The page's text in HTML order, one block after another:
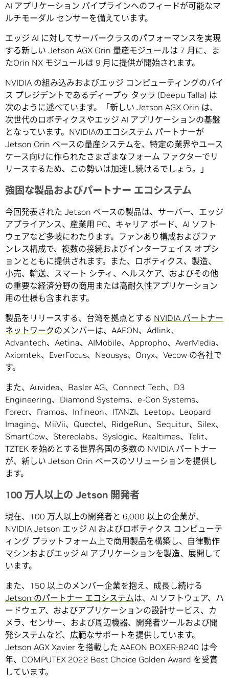
AI アプリケーション パイプラインへのフィードが可能なマ
ルチモーダル センサーを備えています。
エッジ AI に対してサーバークラスのパフォーマンスを実現
する新しい Jetson AGX Orin 量産モジュールは 7 月に、ま
たOrin NX モジュールは 9 月に提供が開始されます。
NVIDIA の組み込みおよびエッジ コンピューティングのバイ
ス プレジデントであるディープゥ タッラ (Deepu Talla) は
次のように述べています。「新しい Jetson AGX Orin は、
次世代のロボティクスやエッジ AI アプリケーションの基盤
となっています。NVIDIAのエコシステム パートナーが
Jetson Orin ベースの量産システムを、特定の業界やユース
ケース向けに作られたさまざまなフォーム ファクターでリ
リースするため、この勢いは加速し続けるでしょう。」
強固な製品およびパートナー エコシステム
今回発表された Jetson ベースの製品は、サーバー、エッジ
アプライアンス、産業用 PC、キャリア ボード、AI ソフト
ウェアなど多岐にわたります。ファンあり構成およびファ
ンレス構成で、複数の接続およびインターフェイス オプシ
ョンとともに提供されます。また、ロボティクス、製造、
小売、輸送、スマート シティ、ヘルスケア、およびその他
の重要な経済分野の商用または高耐久性アプリケーション
用の仕様も含まれます。
製品をリリースする、台湾を拠点とする NVIDIA パートナー
ネットワークのメンバーは、AAEON、Adlink、
Advantech、Aetina、AIMobile、Appropho、AverMedia、
Axiomtek、EverFocus、Neousys、Onyx、Vecow の各社で
す。
また、Auvidea、Basler AG、Connect Tech、D3
Engineering、Diamond Systems、e-Con Systems、
Forecr、Framos、Infineon、ITANZI、Leetop、Leopard
Imaging、MiiVii、Quectel、RidgeRun、Sequitur、Silex、
SmartCow、Stereolabs、Syslogic、Realtimes、Telit、
TZTEK を始めとする世界各国の多数の NVIDIA パートナー
が、新しい Jetson Orin ベースのソリューションを提供し
ます。
100 万人以上の Jetson 開発者
現在、100 万人以上の開発者と 6,000 以上の企業が、
NVIDIA Jetson エッジ AI およびロボティクス コンピューテ
ィング プラットフォーム上で商用製品を構築し、自律動作
マシンおよびエッジ AI アプリケーションを製造、展開して
います。
また、150 以上のメンバー企業を抱え、成長し続ける
Jetson のパートナー エコシステムは、AI ソフトウェア、ハ
ードウェア、およびアプリケーションの設計サービス、カ
メラ、センサー、および周辺機器、開発者ツールおよび開
発システムなど、広範なサポートを提供しています。
Jetson AGX Xavier を搭載した AAEON BOXER-8240 は今
年、COMPUTEX 2022 Best Choice Golden Award を受賞
しています。